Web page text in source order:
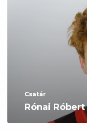
Csatár
Rónai Róbert